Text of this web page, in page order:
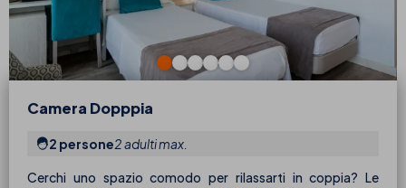
Camera Dopppia
2 persone2 adulti max.
Cerchi uno spazio comodo per rilassarti in coppia? Le